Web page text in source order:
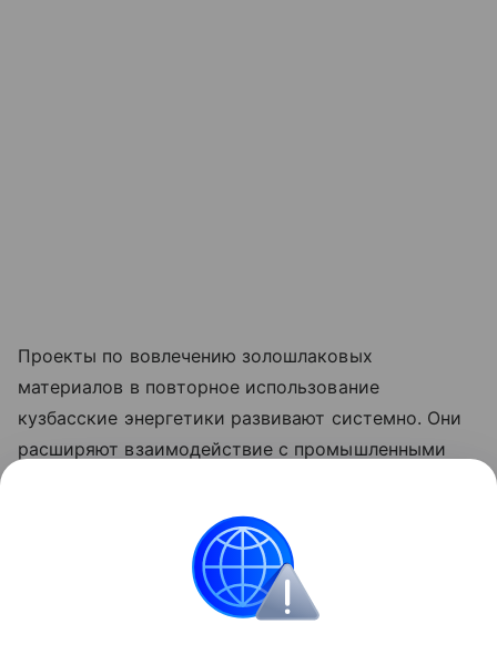
Проекты по вовлечению золошлаковых
материалов в повторное использование
кузбасские энергетики развивают системно. Они
расширяют взаимодействие с промышленными
муниципалитетами, рассматривая ЗШМ не как
отход производства, а как ценный минеральный
ресурс, востребованный в различных сферах